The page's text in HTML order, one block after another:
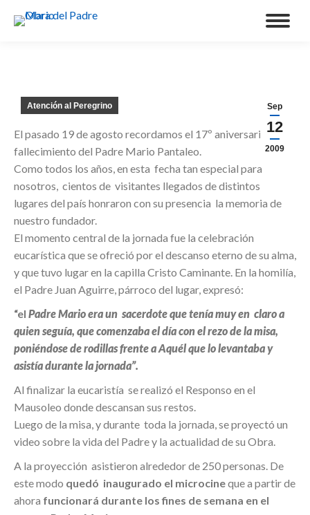
Sep
12
2009
Atención al Peregrino
El pasado 19 de agosto recordamos el 17º aniversario del
fallecimiento del Padre Mario Pantaleo.
Como todos los años, en esta fecha tan especial para
nosotros, cientos de visitantes llegados de distintos
lugares del país honraron con su presencia la memoria de
nuestro fundador.
El momento central de la jornada fue la celebración
eucarística que se ofreció por el descanso eterno de su alma,
y que tuvo lugar en la capilla Cristo Caminante. En la homilía,
el Padre Juan Aguirre, párroco del lugar, expresó:
“el Padre Mario era un sacerdote que tenía muy en claro a
quien seguía, que comenzaba el día con el rezo de la misa,
poniéndose de rodillas frente a Aquél que lo levantaba y
asistía durante la jornada”.
Al finalizar la eucaristía se realizó el Responso en el
Mausoleo donde descansan sus restos.
Luego de la misa, y durante toda la jornada, se proyectó un
video sobre la vida del Padre y la actualidad de su Obra.
A la proyección asistieron alrededor de 250 personas. De
este modo quedó inaugurado el microcineque a partir de
ahora funcionará durante los fines de semana en el